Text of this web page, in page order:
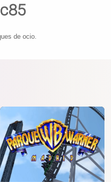
de ocio.